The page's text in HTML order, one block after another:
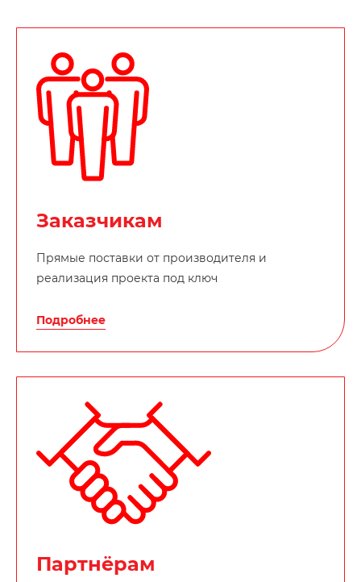
Заказчикам
Прямые поставки от производителя и
реализация проекта под ключ
Подробнее
Партнёрам